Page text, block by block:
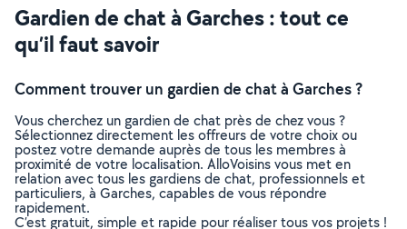
Gardien de chat à Garches : tout ce
qu’il faut savoir
Comment trouver un gardien de chat à Garches ?
Vous cherchez un gardien de chat près de chez vous ?
Sélectionnez directement les offreurs de votre choix ou
postez votre demande auprès de tous les membres à
proximité de votre localisation. AlloVoisins vous met en
relation avec tous les gardiens de chat, professionnels et
particuliers, à Garches, capables de vous répondre
rapidement.
C’est gratuit, simple et rapide pour réaliser tous vos projets !